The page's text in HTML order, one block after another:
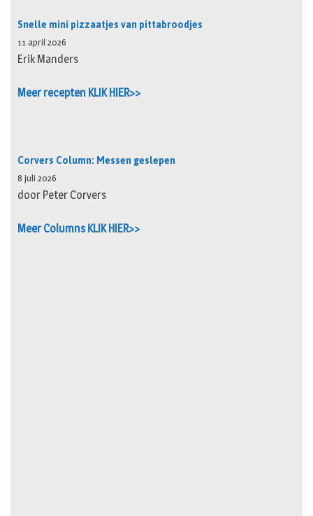
Snelle mini pizzaatjes van pittabroodjes
11 april 2026
Erik Manders
Meer recepten KLIK HIER>>
Corvers Column: Messen geslepen
8 juli 2026
door Peter Corvers
Meer Columns KLIK HIER>>